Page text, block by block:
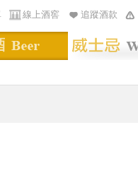
追蹤酒款
線上酒窖